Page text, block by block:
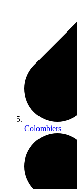
Colombiers